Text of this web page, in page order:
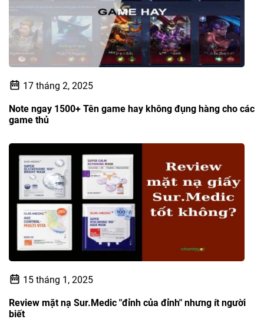
17 tháng 2, 2025
Note ngay 1500+ Tên game hay không đụng hàng cho các
game thủ
15 tháng 1, 2025
Review mặt nạ Sur.Medic "đỉnh của đỉnh" nhưng ít người
biết